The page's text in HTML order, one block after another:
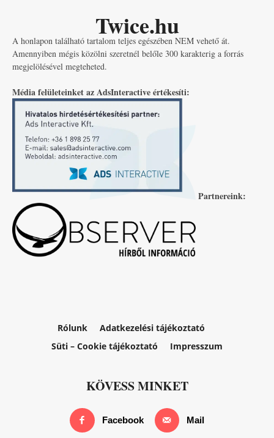
Twice.hu
A honlapon található tartalom teljes egészében NEM vehető át.
Amennyiben mégis közölni szeretnél belőle 300 karakterig a forrás
megjelölésével megteheted.
Média felületeinket az AdsInteractive értékesíti:
Partnereink:
Rólunk
Adatkezelési tájékoztató
Süti – Cookie tájékoztató
Impresszum
KÖVESS MINKET
Facebook Mail